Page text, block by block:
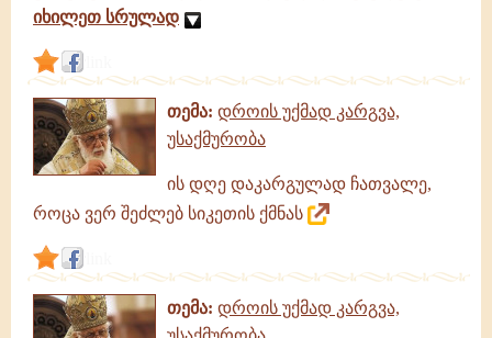
იხილეთ სრულად
თემა: დროის უქმად კარგვა,
უსაქმურობა
ის დღე დაკარგულად ჩათვალე,
როცა ვერ შეძლებ სიკეთის ქმნას
თემა: დროის უქმად კარგვა,